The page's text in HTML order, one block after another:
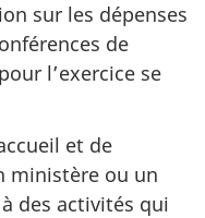
sur les dépenses
de
l’exercice se
et de
ministère ou un
des activités qui